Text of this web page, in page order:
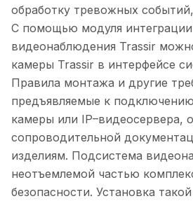
обработку тревожных
С помощью модуля
видеонаблюдения Trassir
камеры Trassir в интерфейсе
Правила монтажа и другие
предъявляемые к
камеры или IP–видеосервера,
сопроводительной
изделиям. Подсистема
неотъемлемой частью
безопасности. Установка